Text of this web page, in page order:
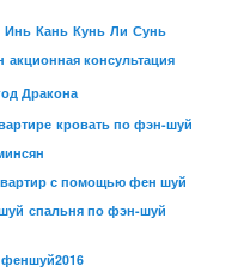
Инь Кань Кунь Ли Сунь
акционная консультация
Дракона
кровать по фэн-шуй
с помощью фен шуй
спальня по фэн-шуй
феншуй2016